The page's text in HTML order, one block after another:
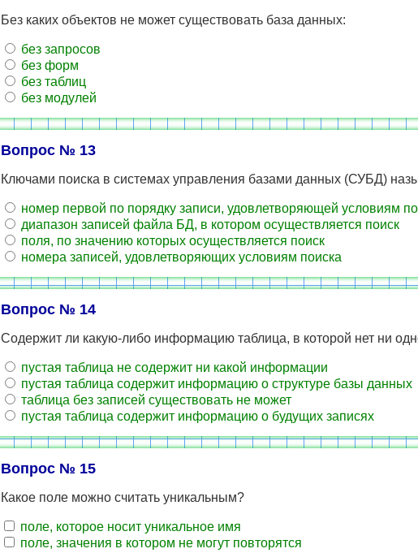
Без каких объектов не может существовать база данных:
без запросов
без форм
без таблиц
без модулей
Вопрос № 13
Ключами поиска в системах управления базами данных (СУБД)
номер первой по порядку записи, удовлетворяющей условиям
диапазон записей файла БД, в котором осуществляется поиск
поля, по значению которых осуществляется поиск
номера записей, удовлетворяющих условиям поиска
Вопрос № 14
Содержит ли какую-либо информацию таблица, в которой нет ни
пустая таблица не содержит ни какой информации
пустая таблица содержит информацию о структуре базы данных
таблица без записей существовать не может
пустая таблица содержит информацию о будущих записях
Вопрос № 15
Какое поле можно считать уникальным?
поле, которое носит уникальное имя
поле, значения в котором не могут повторятся